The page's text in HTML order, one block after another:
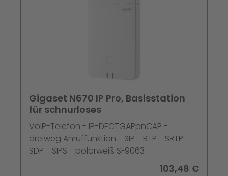
Gigaset N670 IP Pro, Basisstation
für schnurloses
VoIP-Telefon - IP-DECTGAPpnCAP -
dreiweg Anruffunktion - SIP - RTP - SRTP -
SDP - SIPS - polarweiß SF9063
103,48 €